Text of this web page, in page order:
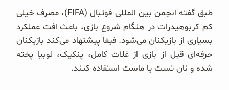
طبق گفته انجمن بین المللی فوتبال (FIFA)، مصرف خیلی
کم کربوهیدرات در هنگام شروع بازی، باعث افت عملکرد
بسیاری از بازیکنان می‌شود. فیفا پیشنهاد می‌کند بازیکنان
حرفه‌ای قبل از بازی از غلات کامل، پنکیک، لوبیا پخته
شده و نان تست یا ماست استفاده کنند.